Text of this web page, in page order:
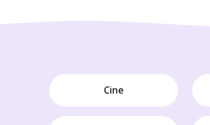
Cine